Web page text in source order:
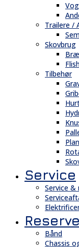
Trailere /
Skovbrug
Tilbehør
Service
Service
Bånd
Chassis